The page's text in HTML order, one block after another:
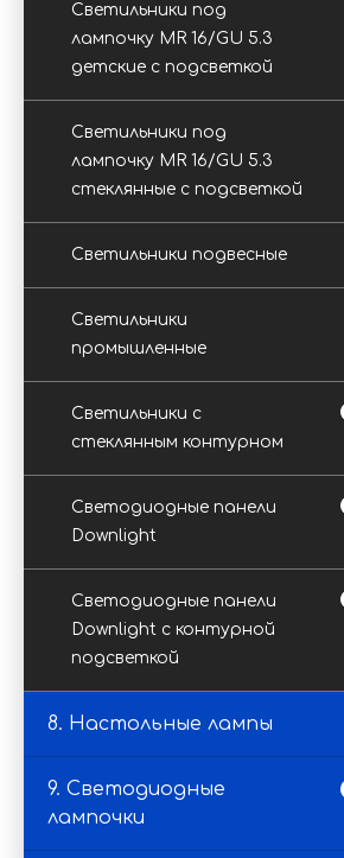
Светильники под
лампочку MR 16/GU 5.3
детские с подсветкой
Светильники под
лампочку MR 16/GU 5.3
стеклянные с подсветкой
Светильники подвесные
Светильники
промышленные
Светильники с
стеклянным контурном
Светодиодные панели
Downlight
Светодиодные панели
Downlight с контурной
подсветкой
8. Настольные лампы
9. Светодиодные
лампочки